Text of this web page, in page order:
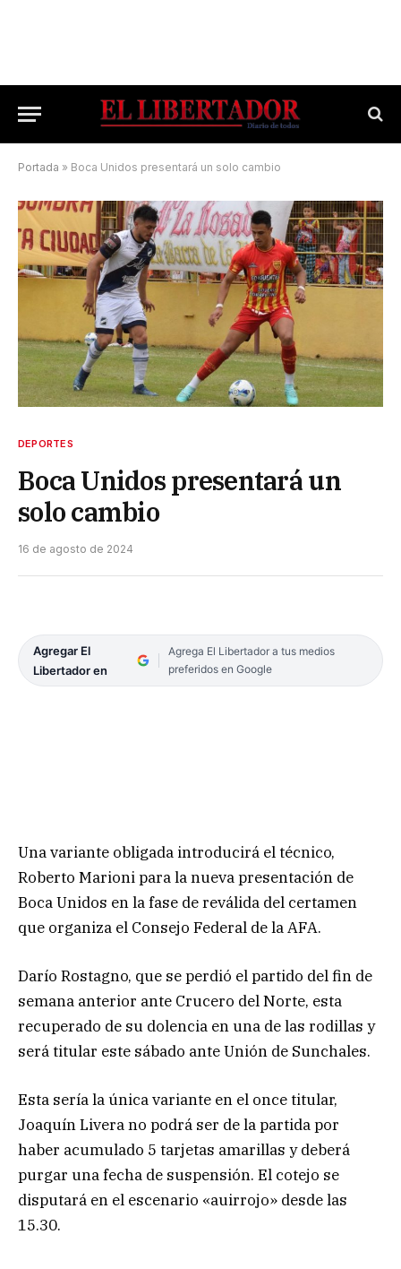
Portada » Boca Unidos presentará un solo cambio
DEPORTES
Boca Unidos presentará un
solo cambio
16 de agosto de 2024
Agregar El
Libertador en
Agrega El Libertador a tus medios
preferidos en Google
Una variante obligada introducirá el técnico,
Roberto Marioni para la nueva presentación de
Boca Unidos en la fase de reválida del certamen
que organiza el Consejo Federal de la AFA.
Darío Rostagno, que se perdió el partido del fin de
semana anterior ante Crucero del Norte, esta
recuperado de su dolencia en una de las rodillas y
será titular este sábado ante Unión de Sunchales.
Esta sería la única variante en el once titular,
Joaquín Livera no podrá ser de la partida por
haber acumulado 5 tarjetas amarillas y deberá
purgar una fecha de suspensión. El cotejo se
disputará en el escenario «auirrojo» desde las
15.30.